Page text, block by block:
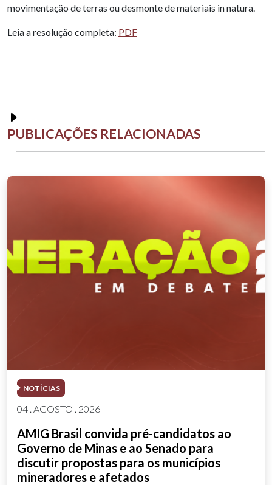
movimentação de terras ou desmonte de materiais in natura.
Leia a resolução completa: PDF
PUBLICAÇÕES RELACIONADAS
NOTÍCIAS
04 . AGOSTO . 2026
AMIG Brasil convida pré-candidatos ao
Governo de Minas e ao Senado para
discutir propostas para os municípios
mineradores e afetados